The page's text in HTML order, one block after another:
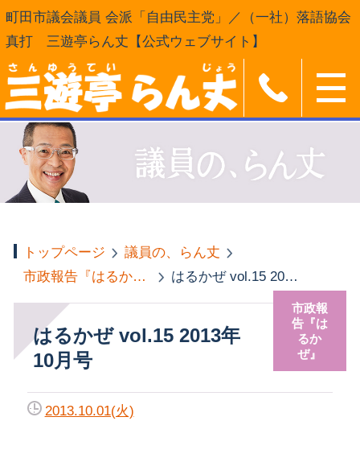
町田市議会議員 会派「自由民主党」／（一社）落語協会
真打 三遊亭らん丈【公式ウェブサイト】
トップページ
議員の、らん丈
市政報告『はるかぜ』
はるかぜ vol.15 2013年10月号
はるかぜ vol.15 2013年
10月号
市政報
告『は
るか
ぜ』
2013.10.01(火)